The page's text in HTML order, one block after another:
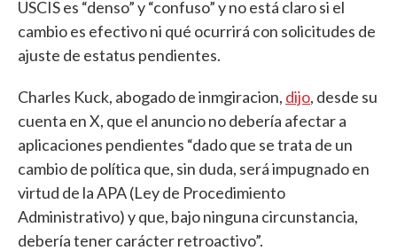
USCIS es “denso” y “confuso” y no está claro si el
cambio es efectivo ni qué ocurrirá con solicitudes de
ajuste de estatus pendientes.
Charles Kuck, abogado de inmgiracion, dijo, desde su
cuenta en X, que el anuncio no debería afectar a
aplicaciones pendientes “dado que se trata de un
cambio de política que, sin duda, será impugnado en
virtud de la APA (Ley de Procedimiento
Administrativo) y que, bajo ninguna circunstancia,
debería tener carácter retroactivo”.